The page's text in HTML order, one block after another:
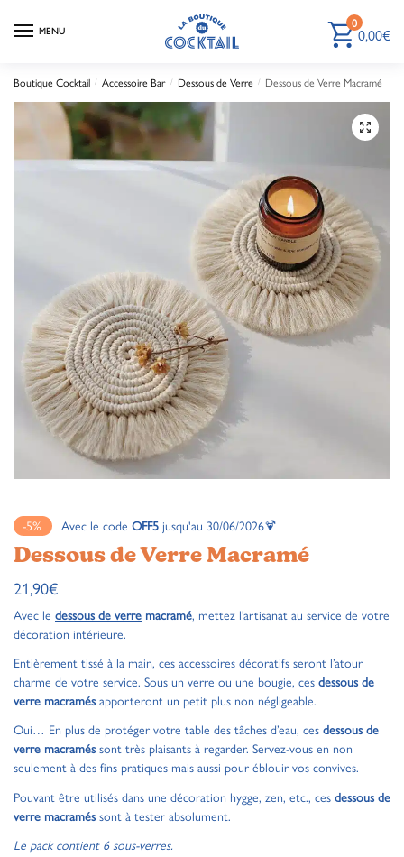
MENU 0
0,00€
Boutique Cocktail / Accessoire Bar / Dessous de Verre / Dessous de Verre Macramé
🔍
-5% Avec le code OFF5 jusqu'au 30/06/2026🍹
Dessous de Verre Macramé
21,90€
Avec le dessous de verre macramé, mettez l’artisanat au service de votre
décoration intérieure.
Entièrement tissé à la main, ces accessoires décoratifs seront l’atour
charme de votre service. Sous un verre ou une bougie, ces dessous de
verre macramés apporteront un petit plus non négligeable.
Oui… En plus de protéger votre table des tâches d’eau, ces dessous de
verre macramés sont très plaisants à regarder. Servez-vous en non
seulement à des fins pratiques mais aussi pour éblouir vos convives.
Pouvant être utilisés dans une décoration hygge, zen, etc., ces dessous de
verre macramés sont à tester absolument.
Le pack contient 6 sous-verres.